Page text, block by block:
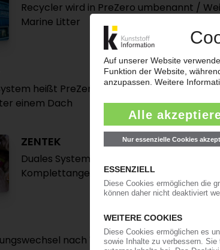
Recycler wird in PreZero umbenannt /
Marine Litter
heißt PreZero Dual / Schwarz-Gruppe
einem Dach
ZENTEK
Duales System durch Einstieg weiterer
Komplettangebot bei
nach Verkauf an GreenCycle